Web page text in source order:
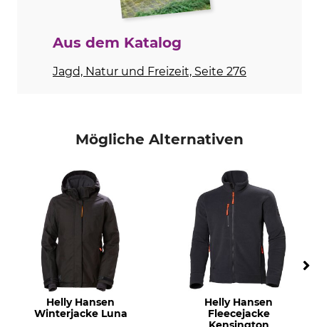
wärmeisolierend
Für
Kapuze
Ja
PFC-frei
Wasserdichtigkeit
wasserabweisend
Winddichtigkeit
black
Konfektionsgröße
Aus dem Katalog
Jagd, Natur und Freizeit, Seite 276
Mögliche Alternativen
Helly Hansen
Winterjacke Luna
Helly Hansen
Fleecejacke